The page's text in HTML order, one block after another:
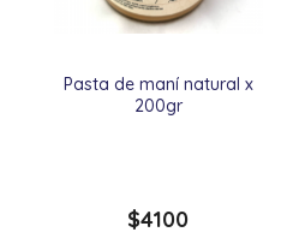
Pasta de maní natural x
200gr
$4100